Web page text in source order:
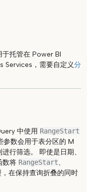
托管在 Power BI
Services，需要自定义分
中使用 RangeStart
数会用于表分区的 M
行筛选。 即使是日期、
数将 RangeStart、
在保持查询折叠的同时